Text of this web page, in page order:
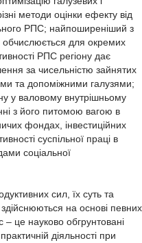
сил, їх суть та
на основі певних
це науково обгрунтовані
діяльності при